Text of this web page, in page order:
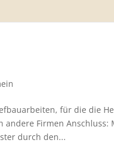
für die die
Firmen Anschluss:
durch den...